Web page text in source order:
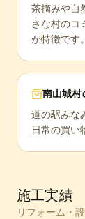
茶摘みや自
さな村のコ
が特徴です。
南山城村
道の駅みな
日常の買い
施工実績
リフォーム・